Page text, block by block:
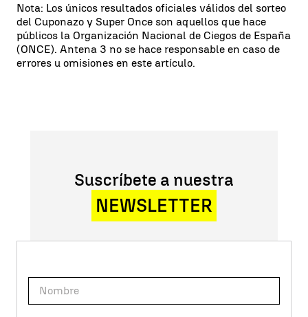
Nota: Los únicos resultados oficiales válidos del sorteo
del Cuponazo y Super Once son aquellos que hace
públicos la Organización Nacional de Ciegos de España
(ONCE). Antena 3 no se hace responsable en caso de
errores u omisiones en este artículo.
Suscríbete a nuestra
NEWSLETTER